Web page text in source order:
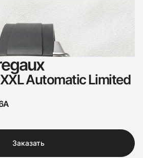
Automatic Limited
Заказать